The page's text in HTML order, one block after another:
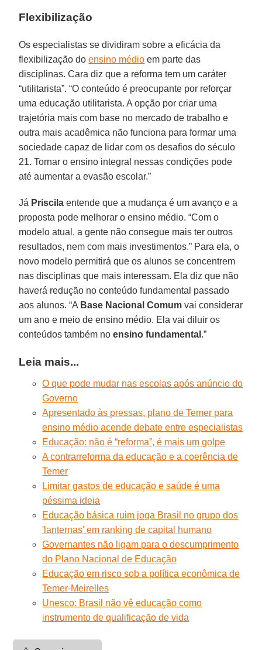
Flexibilização
Os especialistas se dividiram sobre a eficácia da
flexibilização doensino médio em parte das
disciplinas. Cara diz que a reforma tem um caráter
“utilitarista”. “O conteúdo é preocupante por reforçar
uma educação utilitarista. A opção por criar uma
trajetória mais com base no mercado de trabalho e
outra mais acadêmica não funciona para formar uma
sociedade capaz de lidar com os desafios do século
21. Tornar o ensino integral nessas condições pode
até aumentar a evasão escolar.”
Já Priscila entende que a mudança é um avanço e a
proposta pode melhorar o ensino médio. “Com o
modelo atual, a gente não consegue mais ter outros
resultados, nem com mais investimentos.” Para ela, o
novo modelo permitirá que os alunos se concentrem
nas disciplinas que mais interessam. Ela diz que não
haverá redução no conteúdo fundamental passado
aos alunos. “A Base Nacional Comum vai considerar
um ano e meio de ensino médio. Ela vai diluir os
conteúdos também noensino fundamental .”
Leia mais...
O que pode mudar nas escolas após anúncio do
Governo
Apresentado às pressas, plano de Temer para
ensino médio acende debate entre especialistas
Educação: não é “reforma”, é mais um golpe
A contrarreforma da educação e a coerência de
Temer
Limitar gastos de educação e saúde é uma
péssima ideia
Educação básica ruim joga Brasil no grupo dos
'lanternas' em ranking de capital humano
Governantes não ligam para o descumprimento
do Plano Nacional de Educação
Educação em risco sob a política econômica de
Temer-Meirelles
Unesco: Brasil não vê educação como
instrumento de qualificação de vida